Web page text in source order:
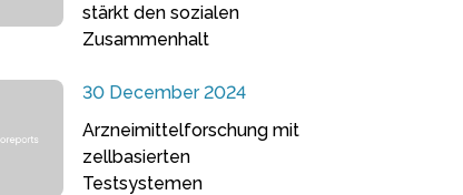
stärkt den sozialen
Zusammenhalt
30 December 2024
Arzneimittelforschung mit
zellbasierten
Testsystemen